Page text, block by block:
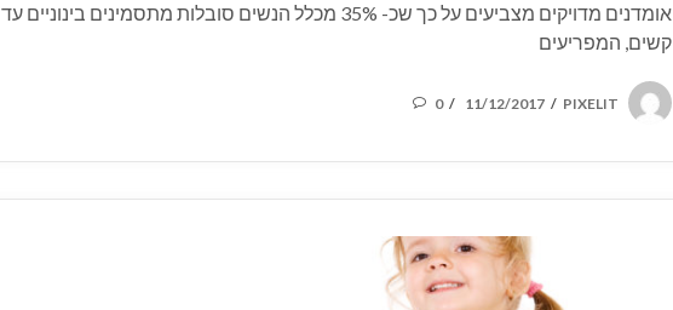
אומדנים מדויקים מצביעים על כך שכ- 35% מכלל הנשים סובלות מתסמינים בינוניים עד
קשים, המפריעים
PIXELIT
/
POSTED
11/12/2017
/
0